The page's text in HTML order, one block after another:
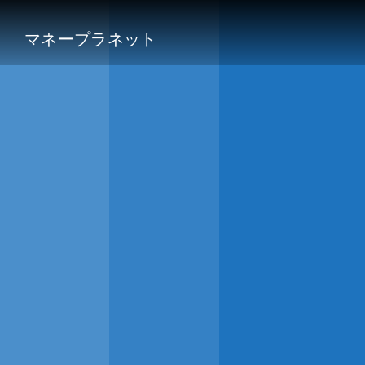
マネープラネット